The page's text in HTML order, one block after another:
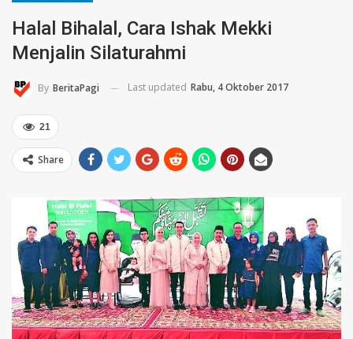
Halal Bihalal, Cara Ishak Mekki
Menjalin Silaturahmi
By BeritaPagi Last updated Rabu, 4 Oktober 2017
21
Share